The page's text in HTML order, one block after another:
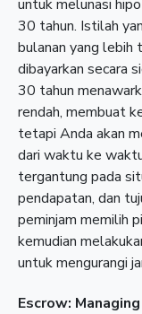
untuk melunasi
30 tahun. Istilah
bulanan yang lebih
dibayarkan secara
30 tahun
rendah, membuat
tetapi Anda akan
dari waktu ke
tergantung pada
pendapatan, dan
peminjam memilih
kemudian
untuk mengurangi
Escrow: